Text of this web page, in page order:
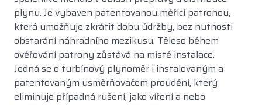
plynu. Je vybaven patentovanou měřicí patronou,
která umožňuje zkrátit dobu údržby, bez nutnosti
obstarání náhradního mezikusu. Těleso během
ověřování patrony zůstává na místě instalace.
Jedná se o turbínový plynoměr i instalovaným a
patentovaným usměrňovačem proudění, který
eliminuje případná rušení, jako víření a nebo